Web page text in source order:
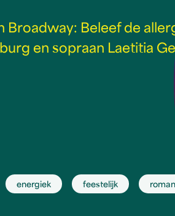
Broadway: Beleef de
en sopraan Laetitia
energiek feestelijk